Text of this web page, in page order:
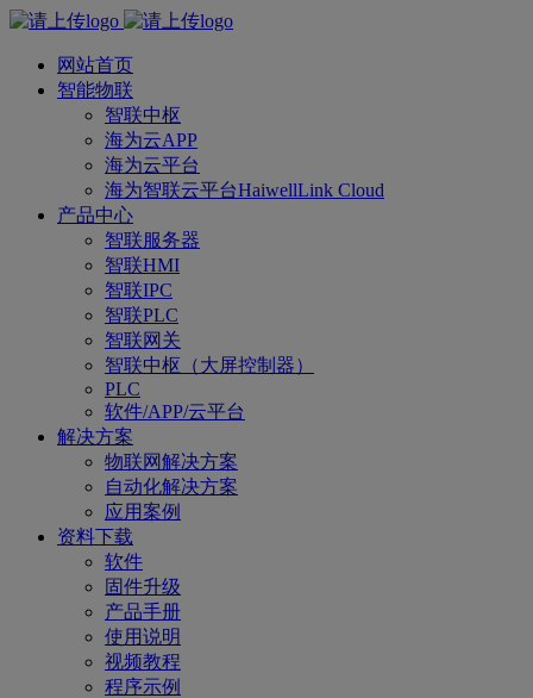
网站首页
智能物联
智联中枢
海为云APP
海为云平台
海为智联云平台HaiwellLink Cloud
产品中心
智联服务器
智联HMI
智联IPC
智联PLC
智联网关
智联中枢（大屏控制器）
PLC
软件/APP/云平台
解决方案
物联网解决方案
自动化解决方案
应用案例
资料下载
软件
固件升级
产品手册
使用说明
视频教程
程序示例